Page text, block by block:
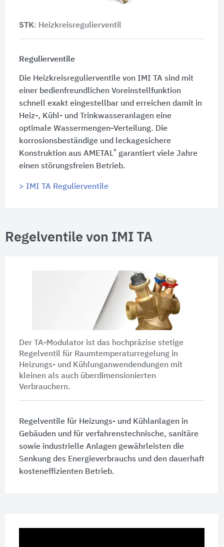
STK: Heizkreisregulierventil
Regulierventile
Die Heizkreisregulierventile von IMI TA sind mit
einer bedienfreundlichen Voreinstellfunktion
schnell exakt eingestellbar und erreichen damit in
Heiz-, Kühl- und Trinkwasseranlagen eine
optimale Wassermengen-Verteilung. Die
korrosionsbeständige und leckagesichere
Konstruktion aus AMETAL® garantiert viele Jahre
einen störungsfreien Betrieb.
> IMI TA Regulierventile
Regelventile von IMI TA
Der TA-Modulator ist das hochpräzise stetige
Regelventil für Raumtemperaturregelung in
Heizungs- und Kühlunganwendendungen mit
kleinen als auch überdimensionierten
Verbrauchern.
Regelventile für Heizungs- und Kühlanlagen in
Gebäuden und für verfahrenstechnische, sanitäre
sowie industrielle Anlagen gewährleisten die
Senkung des Energieverbrauchs und den dauerhaft
kosteneffizienten Betrieb.